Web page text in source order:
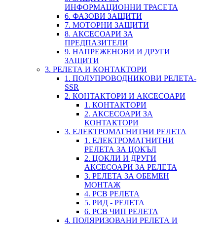
ИНФОРМАЦИОННИ ТРАСЕТА
6. ФАЗОВИ ЗАЩИТИ
7. МОТОРНИ ЗАЩИТИ
8. АКСЕСОАРИ ЗА
ПРЕДПАЗИТЕЛИ
9. НАПРЕЖЕНОВИ И ДРУГИ
ЗАЩИТИ
3. РЕЛЕТА И КОНТАКТОРИ
1. ПОЛУПРОВОДНИКОВИ РЕЛЕТА-
SSR
2. КОНТАКТОРИ И АКСЕСОАРИ
1. КОНТАКТОРИ
2. АКСЕСОАРИ ЗА
КОНТАКТОРИ
3. ЕЛЕКТРОМАГНИТНИ РЕЛЕТА
1. ЕЛЕКТРОМАГНИТНИ
РЕЛЕТА ЗА ЦОКЪЛ
2. ЦОКЛИ И ДРУГИ
АКСЕСОАРИ ЗА РЕЛЕТА
3. РЕЛЕТА ЗА ОБЕМЕН
МОНТАЖ
4. PCB РЕЛЕТА
5. РИД - РЕЛЕТА
6. PCB ЧИП РЕЛЕТА
4. ПОЛЯРИЗОВАНИ РЕЛЕТА И